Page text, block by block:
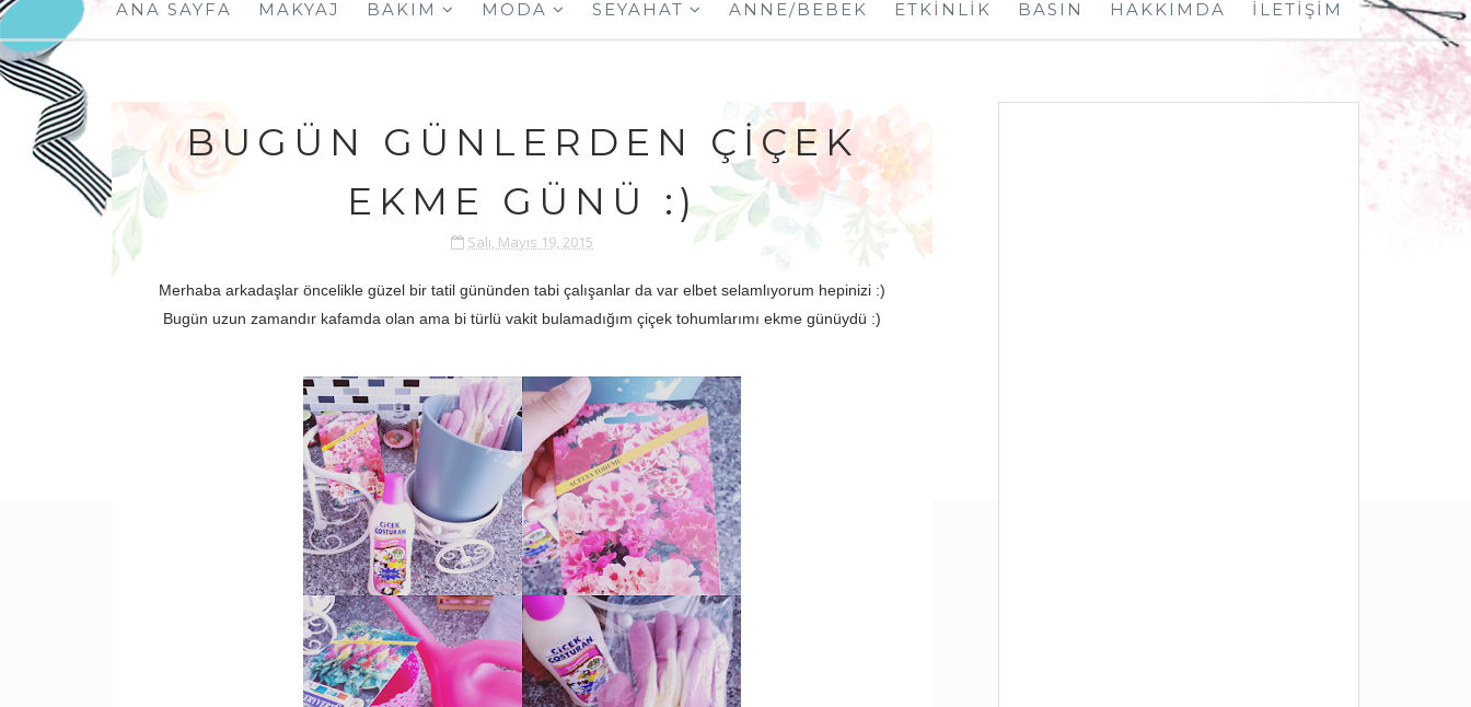
ANA SAYFA MAKYAJ BAKIM MODA SEYAHAT ANNE/BEBEK ETKINLIK BASIN HAKKIMDA İLETIŞIM
BUGÜN GÜNLERDEN ÇIÇEK
EKME GÜNÜ :)
Salı, Mayıs 19, 2015
Merhaba arkadaşlar öncelikle güzel bir tatil gününden tabi çalışanlar da var elbet selamlıyorum hepinizi :)
Bugün uzun zamandır kafamda olan ama bi türlü vakit bulamadığım çiçek tohumlarımı ekme günüydü :)